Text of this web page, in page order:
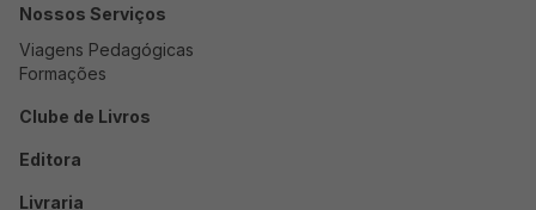
Nossos Serviços
Viagens Pedagógicas
Formações
Clube de Livros
Editora
Livraria